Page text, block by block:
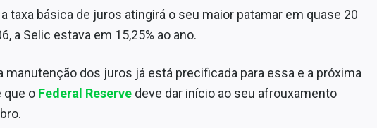
taxa básica de juros atingirá o seu maior patamar em quase 20
a Selic estava em 15,25% ao ano.
manutenção dos juros já está precificada para essa e a próxima
que o Federal Reserve deve dar início ao seu afrouxamento